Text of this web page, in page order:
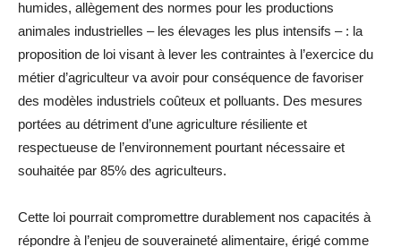
humides, allègement des normes pour les productions
animales industrielles – les élevages les plus intensifs – : la
proposition de loi visant à lever les contraintes à l’exercice du
métier d’agriculteur va avoir pour conséquence de favoriser
des modèles industriels coûteux et polluants. Des mesures
portées au détriment d’une agriculture résiliente et
respectueuse de l’environnement pourtant nécessaire et
souhaitée par 85% des agriculteurs.
Cette loi pourrait compromettre durablement nos capacités à
répondre à l’enjeu de souveraineté alimentaire, érigé comme